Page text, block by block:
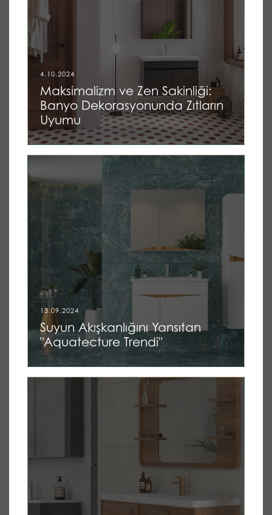
4.10.2024
Maksimalizm ve Zen Sakinliği:
Banyo Dekorasyonunda Zıtların
Uyumu
13.09.2024
Suyun Akışkanlığını Yansıtan
"Aquatecture Trendi"